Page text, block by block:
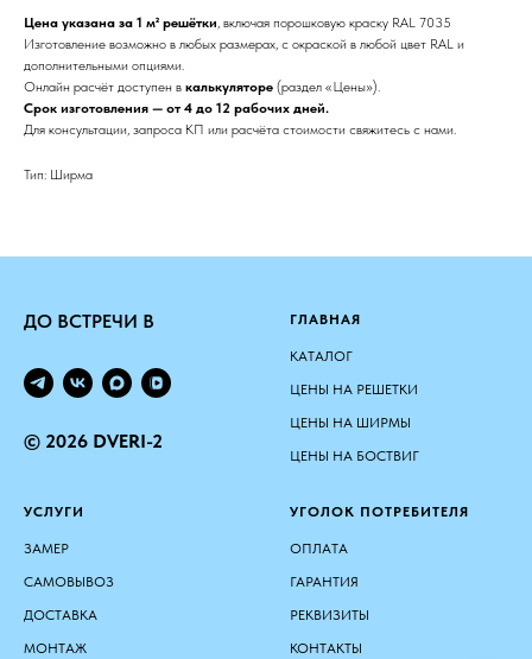
Цена указана за 1 м² решётки, включая порошковую краску RAL 7035
Изготовление возможно в любых размерах, с окраской в любой цвет RAL и
дополнительными опциями.
Онлайн расчёт доступен в калькуляторе (раздел «Цены»).
Срок изготовления — от 4 до 12 рабочих дней.
Для консультации, запроса КП или расчёта стоимости свяжитесь с нами.
Тип: Ширма
ДО ВСТРЕЧИ В
© 2026 DVERI-2
ГЛАВНАЯ
КАТАЛОГ
ЦЕНЫ НА РЕШЕТКИ
ЦЕНЫ НА ШИРМЫ
ЦЕНЫ НА БОСТВИГ
УСЛУГИ
ЗАМЕР
САМОВЫВОЗ
ДОСТАВКА
МОНТАЖ
УГОЛОК ПОТРЕБИТЕЛЯ
ОПЛАТА
ГАРАНТИЯ
РЕКВИЗИТЫ
КОНТАКТЫ